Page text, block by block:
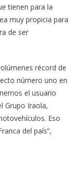
tienen para la
muy propicia para
de ser
récord de
número uno en
el usuario
Grupo Iraola,
Eso
del país”,